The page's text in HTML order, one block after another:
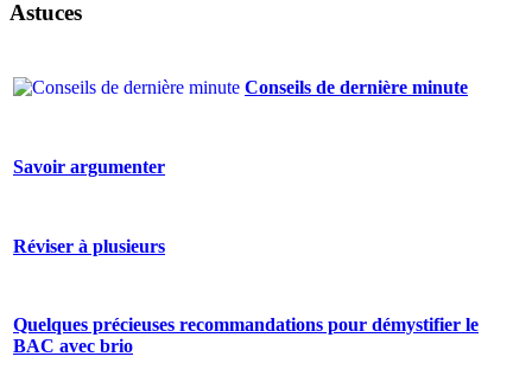
Astuces
Conseils de dernière minute
Savoir argumenter
Réviser à plusieurs
Quelques précieuses recommandations pour démystifier le
BAC avec brio